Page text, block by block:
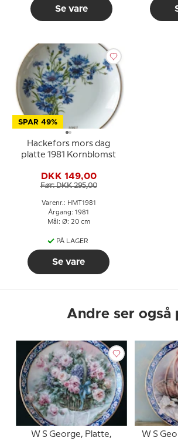
Se vare
SPAR 49%
Hackefors mors dag
platte 1981 Kornblomst
DKK 149,00
Før: DKK 295,00
Varenr.: HMT1981
Årgang: 1981
Mål: Ø: 20 cm
PÅ LAGER
Se vare
Andre ser også
W S George, Platte,
W S